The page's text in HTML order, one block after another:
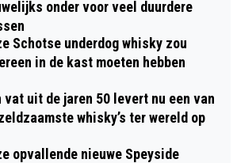
onder voor veel duurdere
Schotse underdog whisky zou
in de kast moeten hebben
vat uit de jaren 50 levert nu een van
whisky’s ter wereld op
opvallende nieuwe Speyside